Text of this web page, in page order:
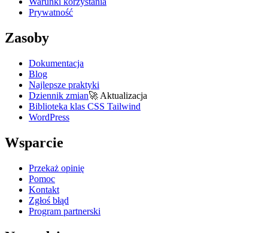
Prywatność
Zasoby
Dokumentacja
Blog
Najlepsze praktyki
Dziennik zmian🚀 Aktualizacja
Biblioteka klas CSS Tailwind
WordPress
Wsparcie
Przekaż opinię
Pomoc
Kontakt
Zgłoś błąd
Program partnerski